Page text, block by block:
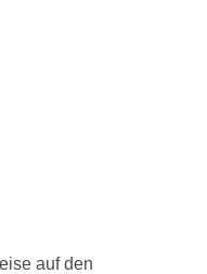
auf den